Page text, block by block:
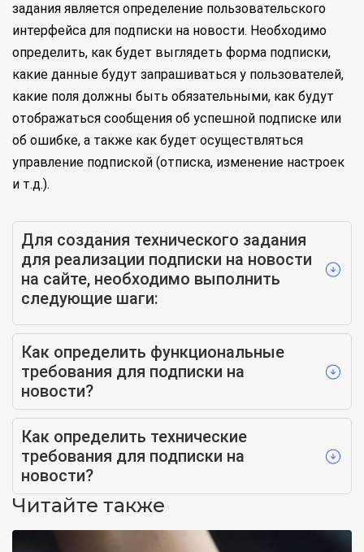
задания является определение пользовательского
интерфейса для подписки на новости. Необходимо
определить, как будет выглядеть форма подписки,
какие данные будут запрашиваться у пользователей,
какие поля должны быть обязательными, как будут
отображаться сообщения об успешной подписке или
об ошибке, а также как будет осуществляться
управление подпиской (отписка, изменение настроек
и т.д.).
Для создания технического задания
для реализации подписки на новости
на сайте, необходимо выполнить
следующие шаги:
Как определить функциональные
требования для подписки на
новости?
Как определить технические
требования для подписки на
новости?
Читайте также